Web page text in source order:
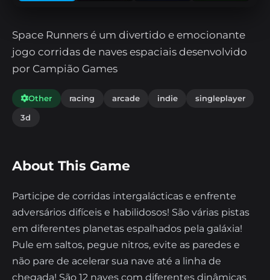
Space Runners é um divertido e emocionante
jogo corridas de naves espaciais desenvolvido
por Campião Games
Other racing arcade indie
singleplayer
3d
About This Game
Participe de corridas intergalácticas e enfrente
adversários difíceis e habilidosos! São várias pistas
em diferentes planetas espalhados pela galáxia!
Pule em saltos, pegue nitros, evite as paredes e
não pare de acelerar sua nave até a linha de
chegada! São 12 naves com diferentes dinâmicas